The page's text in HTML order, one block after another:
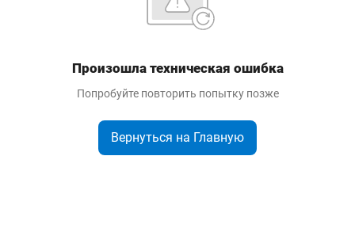
Произошла техническая ошибка
Попробуйте повторить попытку позже
Вернуться на Главную